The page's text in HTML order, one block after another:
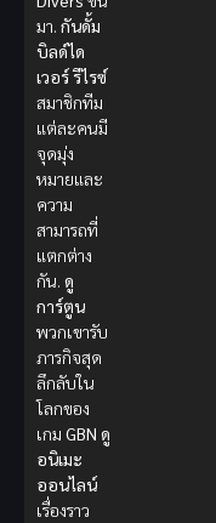
มา. กันดั้ม
บิลด์ได
เวอร์ รีไรซ์
สมาชิกทีม
แต่ละคนมี
จุดมุ่ง
หมายและ
ความ
สามารถที่
แตกต่าง
กัน. ดู
การ์ตูน
พวกเขารับ
ภารกิจสุด
ลึกลับใน
โลกของ
เกม GBN ดู
อนิเมะ
ออนไลน์
เรื่องราว